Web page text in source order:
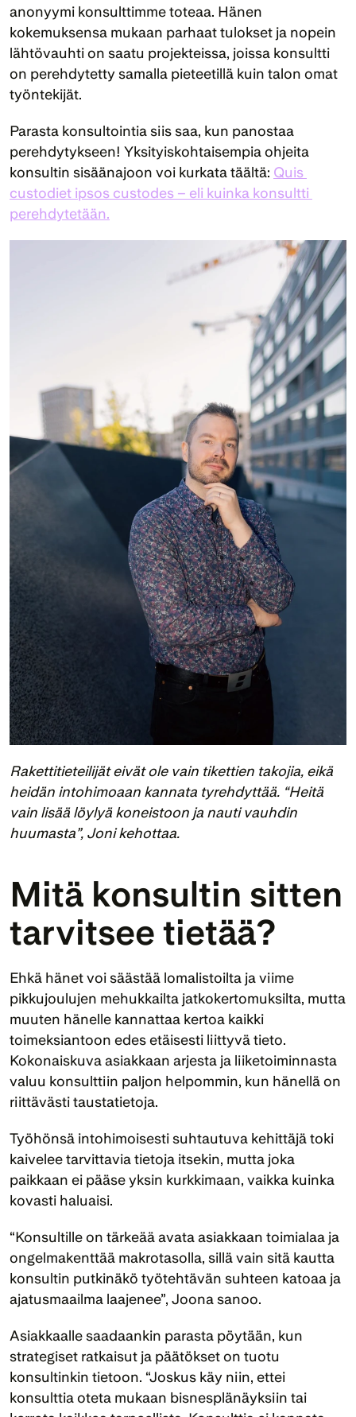
anonyymi konsulttimme toteaa. Hänen
kokemuksensa mukaan parhaat tulokset ja nopein
lähtövauhti on saatu projekteissa, joissa konsultti
on perehdytetty samalla pieteetillä kuin talon omat
työntekijät.
Parasta konsultointia siis saa, kun panostaa
perehdytykseen! Yksityiskohtaisempia ohjeita
konsultin sisäänajoon voi kurkata täältä: Quis
custodiet ipsos custodes – eli kuinka konsultti
perehdytetään.
Rakettitieteilijät eivät ole vain tikettien takojia, eikä
heidän intohimoaan kannata tyrehdyttää. “Heitä
vain lisää löylyä koneistoon ja nauti vauhdin
huumasta”, Joni kehottaa.
Mitä konsultin sitten
tarvitsee tietää?
Ehkä hänet voi säästää lomalistoilta ja viime
pikkujoulujen mehukkailta jatkokertomuksilta, mutta
muuten hänelle kannattaa kertoa kaikki
toimeksiantoon edes etäisesti liittyvä tieto.
Kokonaiskuva asiakkaan arjesta ja liiketoiminnasta
valuu konsulttiin paljon helpommin, kun hänellä on
riittävästi taustatietoja.
Työhönsä intohimoisesti suhtautuva kehittäjä toki
kaivelee tarvittavia tietoja itsekin, mutta joka
paikkaan ei pääse yksin kurkkimaan, vaikka kuinka
kovasti haluaisi.
“Konsultille on tärkeää avata asiakkaan toimialaa ja
ongelmakenttää makrotasolla, sillä vain sitä kautta
konsultin putkinäkö työtehtävän suhteen katoaa ja
ajatusmaailma laajenee”, Joona sanoo.
Asiakkaalle saadaankin parasta pöytään, kun
strategiset ratkaisut ja päätökset on tuotu
konsultinkin tietoon. “Joskus käy niin, ettei
konsulttia oteta mukaan bisnesplänäyksiin tai